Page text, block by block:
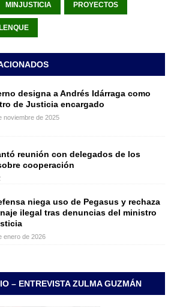
MINJUSTICIA PROYECTOS
designa a Andrés Idárraga como
de Justicia encargado
noviembre de 2025
reunión con delegados de los
cooperación
niega uso de Pegasus y rechaza
ilegal tras denuncias del ministro
enero de 2026
– ENTREVISTA ZULMA GUZMÁN